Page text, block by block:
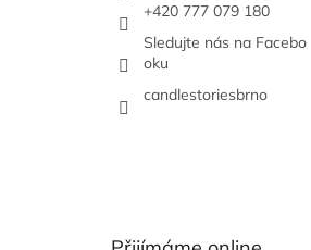
+420 777 079 180
Sledujte nás na Facebo
oku
candlestoriesbrno